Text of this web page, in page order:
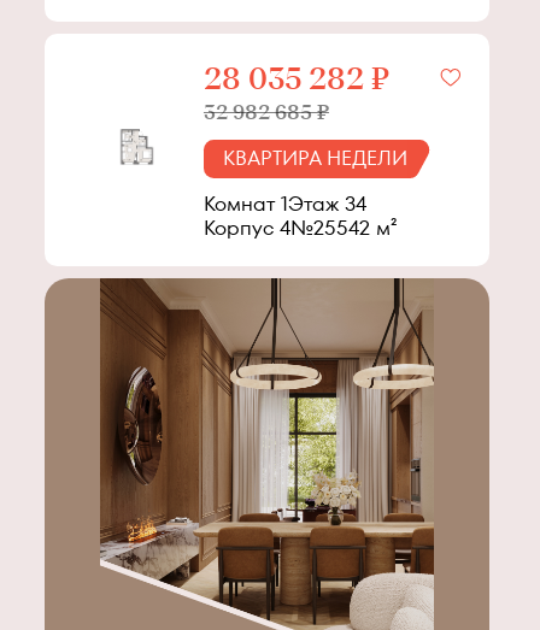
28 035 282 ₽
32 982 685 ₽
КВАРТИРА НЕДЕЛИ
Комнат 1Этаж 34
Корпус 4№25542м²